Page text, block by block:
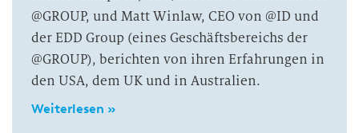
@GROUP, und Matt Winlaw, CEO von @ID und
der EDD Group (eines Geschäftsbereichs der
@GROUP), berichten von ihren Erfahrungen in
den USA, dem UK und in Australien.
Weiterlesen »